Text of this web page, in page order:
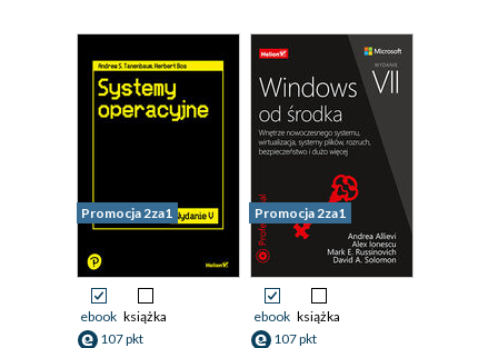
Promocja 2za1
ebook książka
107 pkt
Promocja 2za1
ebook książka
107 pkt